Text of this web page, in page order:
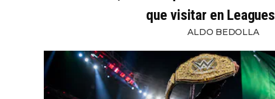
que visitar en
ALDO BEDOLLA